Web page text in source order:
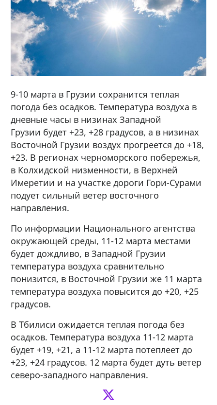
9-10 марта в Грузии сохранится теплая
погода без осадков. Температура воздуха в
дневные часы в низинах Западной
Грузии будет +23, +28 градусов, а в низинах
Восточной Грузии воздух прогреется до +18,
+23. В регионах черноморского побережья,
в Колхидской низменности, в Верхней
Имеретии и на участке дороги Гори-Сурами
подует сильный ветер восточного
направления.
По информации Национального агентства
окружающей среды, 11-12 марта местами
будет дождливо, в Западной Грузии
температура воздуха сравнительно
понизится, в Восточной Грузии же 11 марта
температура воздуха повысится до +20, +25
градусов.
В Тбилиси ожидается теплая погода без
осадков. Температура воздуха 11-12 марта
будет +19, +21, а 11-12 марта потеплеет до
+23, +24 градусов. 12 марта будет дуть ветер
северо-западного направления.